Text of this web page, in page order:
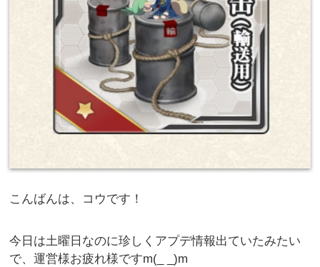
こんばんは、コウです！
今日は土曜日なのに珍しくアプデ情報出ていたみたい
で、運営様お疲れ様ですm(_ _)m